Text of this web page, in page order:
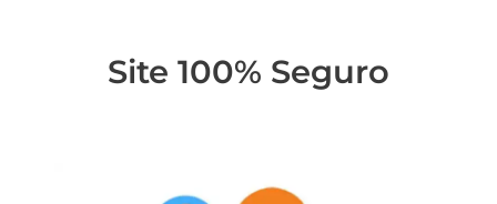
Site 100% Seguro